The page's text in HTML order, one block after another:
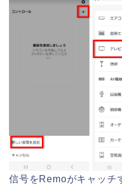
信号をRemoがキャッチ